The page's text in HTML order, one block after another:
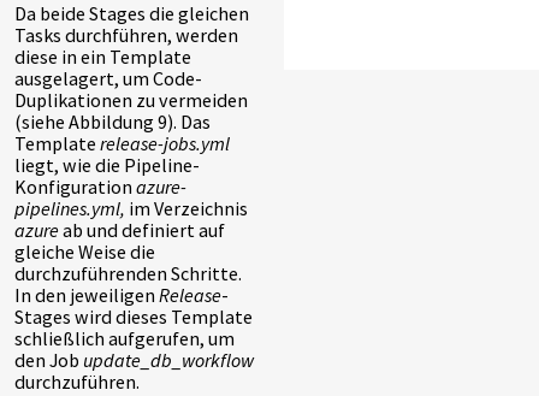
Da beide Stages die gleichen
Tasks durchführen, werden
diese in ein Template
ausgelagert, um Code-
Duplikationen zu vermeiden
(siehe Abbildung 9). Das
Template release-jobs.yml
liegt, wie die Pipeline-
Konfiguration azure-
pipelines.yml, im Verzeichnis
azureab und definiert auf
gleiche Weise die
durchzuführenden Schritte.
In den jeweiligen Release-
Stages wird dieses Template
schließlich aufgerufen, um
den Job update_db_workflow
durchzuführen.